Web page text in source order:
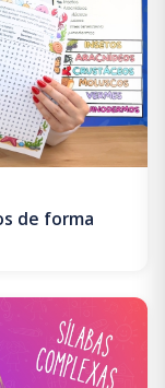
de forma